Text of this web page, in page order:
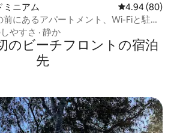
ミニアム レビュー80件
4.94 (80)
前にあるアパートメント、Wi-Fiと駐車
やすさ · 静か
のビーチフロントの宿泊
先